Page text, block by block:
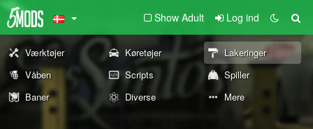
Show Adult Log ind
Værktøjer Køretøjer
Lakeringer
Våben
Scripts
Spiller
Baner
Diverse Mere